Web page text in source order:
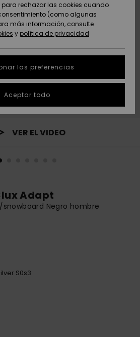
de
Inicia una
conversación
rápida a
pregunta.
una
a
preguntas
Consultar
VER EL VIDEO
Adapt
Negro hombre
S0s3
para rechazar las cookies cuando
(como algunas
más información, consulte
y política de privacidad
las preferencias
Aceptar todo